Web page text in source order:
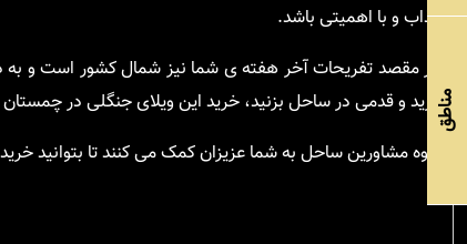
جذاب و با اهمیتی باشد.
اگر مقصد تفریحات آخر هفته ی شما نیز شمال کشور است و
ببرید و قدمی در ساحل بزنید، خرید این ویلای جنگلی در
گروه مشاورین ساحل به شما عزیزان کمک می کنند تا بتوانید
مناطق